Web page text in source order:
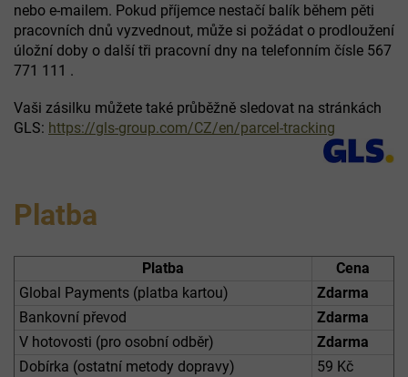
nebo e-mailem. Pokud příjemce nestačí balík během pěti
pracovních dnů vyzvednout, může si požádat o prodloužení
úložní doby o další tři pracovní dny na telefonním čísle 567
771 111 .
Vaši zásilku můžete také průběžně sledovat na stránkách
GLS: https://gls-group.com/CZ/en/parcel-tracking
Platba
Platba
Cena
Global Payments (platba kartou)
Zdarma
Bankovní převod
Zdarma
V hotovosti (pro osobní odběr)
Zdarma
Dobírka (ostatní metody dopravy)
59 Kč